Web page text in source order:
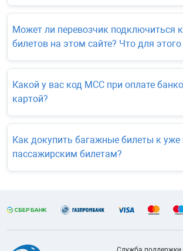
Может ли перевозчик подключиться
билетов на этом сайте? Что для
Какой у вас код МСС при оплате
картой?
Как докупить багажные билеты к
пассажирским билетам?